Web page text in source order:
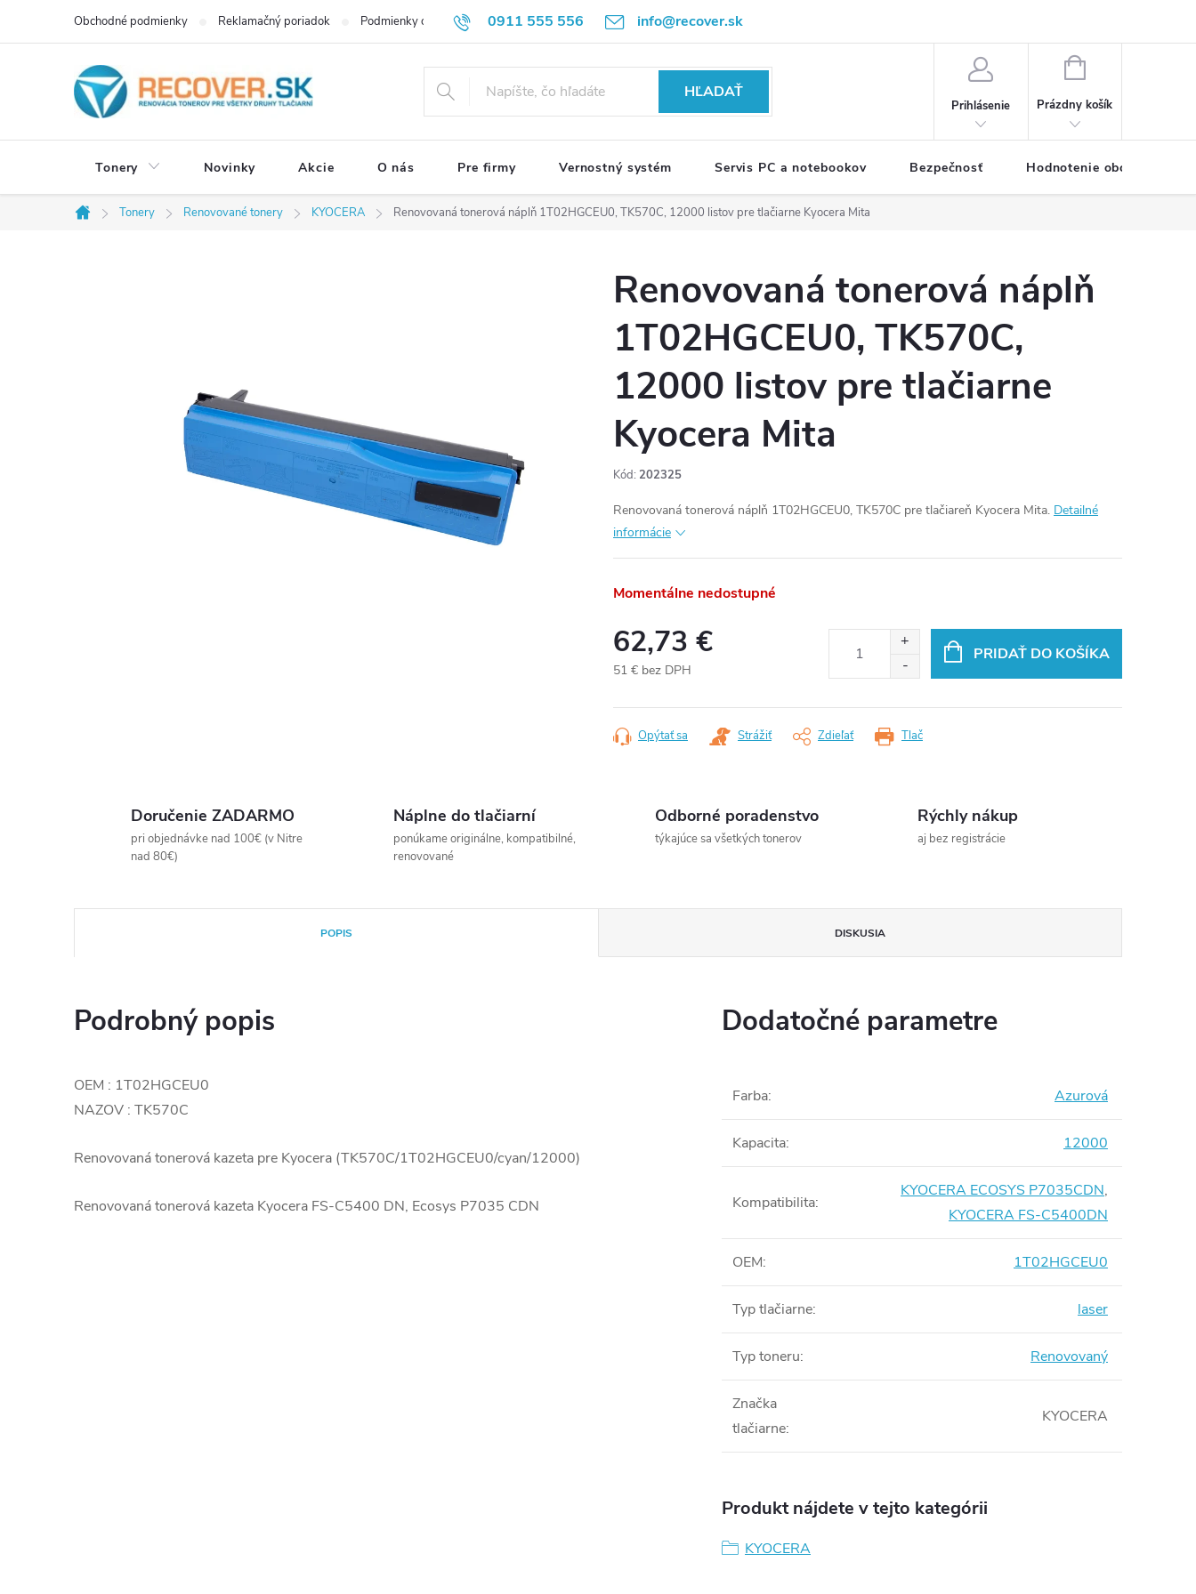
0911 555 556 info@recover.sk
Obchodné podmienky Reklamačný poriadok Podmienky ochrany osobných údajov Formulár na odstúpenie od zmluvy
HĽADAŤ
Prihlásenie
NÁKUPNÝ
Prázdny košík
Tonery Novinky Akcie O nás Pre firmy Vernostný systém Servis PC a notebookov Bezpečnosť Hodnotenie obchodu
Domov
Tonery Renovované tonery KYOCERA Renovovaná tonerová náplň 1T02HGCEU0, TK570C, 12000 listov pre tlačiarne Kyocera Mita
Renovovaná tonerová náplň
1T02HGCEU0, TK570C,
12000 listov pre tlačiarne
Kyocera Mita
Kód: 202325
Renovovaná tonerová náplň 1T02HGCEU0, TK570C pre tlačiareň Kyocera Mita. Detailné
informácie
Momentálne nedostupné
62,73 €
51 € bez DPH
cena:
PRIDAŤ DO KOŠÍKA
Tlač
Opýtať sa Strážiť Zdieľať
Doručenie ZADARMO
pri objednávke nad 100€ (v Nitre
nad 80€)
Náplne do tlačiarní
ponúkame originálne, kompatibilné,
renovované
Odborné poradenstvo
týkajúce sa všetkých tonerov
Rýchly nákup
aj bez registrácie
POPIS DISKUSIA
Podrobný popis
OEM : 1T02HGCEU0
NAZOV : TK570C
Renovovaná tonerová kazeta pre Kyocera (TK570C/1T02HGCEU0/cyan/12000)
Renovovaná tonerová kazeta Kyocera FS-C5400 DN, Ecosys P7035 CDN
Dodatočné parametre
Farba: Azurová
Kapacita: 12000
Kompatibilita:
KYOCERA ECOSYS P7035CDN,
KYOCERA FS-C5400DN
OEM: 1T02HGCEU0
Typ tlačiarne: laser
Typ toneru: Renovovaný
Značka
tlačiarne:
KYOCERA
Produkt nájdete v tejto kategórii
KYOCERA